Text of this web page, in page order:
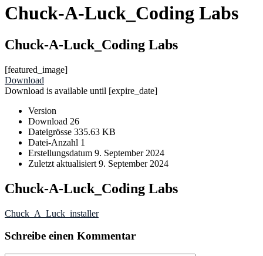
Chuck-A-Luck_Coding Labs
Chuck-A-Luck_Coding Labs
[featured_image]
Download
Download is available until [expire_date]
Version
Download 26
Dateigrösse 335.63 KB
Datei-Anzahl 1
Erstellungsdatum 9. September 2024
Zuletzt aktualisiert 9. September 2024
Chuck-A-Luck_Coding Labs
Chuck_A_Luck_installer
Schreibe einen Kommentar